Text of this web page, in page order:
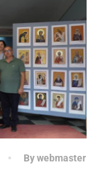
By webmaster